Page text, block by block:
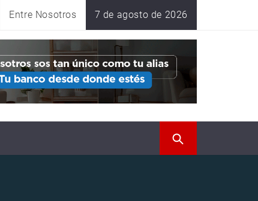
Entre Nosotros 7 de agosto de 2026